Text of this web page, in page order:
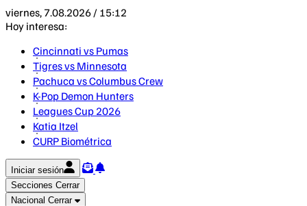
viernes, 7.08.2026 / 15:12
Hoy interesa:
Cincinnati vs Pumas
Tigres vs Minnesota
Pachuca vs Columbus Crew
K-Pop Demon Hunters
Leagues Cup 2026
Katia Itzel
CURP Biométrica
Iniciar sesión
Secciones Cerrar
Nacional Cerrar